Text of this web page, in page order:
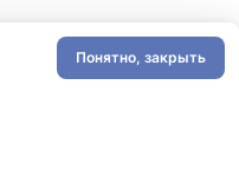
Понятно, закрыть